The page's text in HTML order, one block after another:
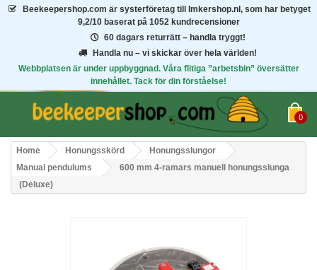
Beekeepershop.com är systerföretag till Imkershop.nl, som har betyget
9,2/10 baserat på 1052 kundrecensioner
60 dagars returrätt – handla tryggt!
Handla nu – vi skickar över hela världen!
Webbplatsen är under uppbyggnad. Våra flitiga ”arbetsbin” översätter
innehållet. Tack för din förståelse!
0
Home Honungsskörd
Honungsslungor
Manual pendulums
600 mm 4-ramars manuell honungsslunga
(Deluxe)